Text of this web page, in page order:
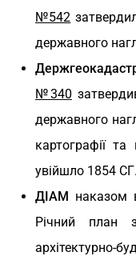
№542
державного
№340
державного
картографії
увійшло 1854 СГ.
ДІАМ наказом
Річний план
архітектурно-